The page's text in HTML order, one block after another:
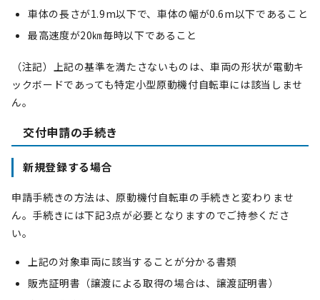
車体の長さが1.9m以下で、車体の幅が0.6m以下であること
最高速度が20㎞毎時以下であること
（注記）上記の基準を満たさないものは、車両の形状が電動キ
ックボードであっても特定小型原動機付自転車には該当しませ
ん。
交付申請の手続き
新規登録する場合
申請手続きの方法は、原動機付自転車の手続きと変わりませ
ん。手続きには下記3点が必要となりますのでご持参くださ
い。
上記の対象車両に該当することが分かる書類
販売証明書（譲渡による取得の場合は、譲渡証明書）